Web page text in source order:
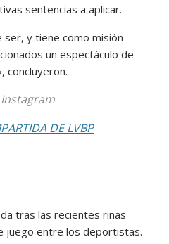
sentencias a aplicar.
ser, y tiene como misión
un espectáculo de
concluyeron.
DE LVBP
tras las recientes riñas
juego entre los deportistas.